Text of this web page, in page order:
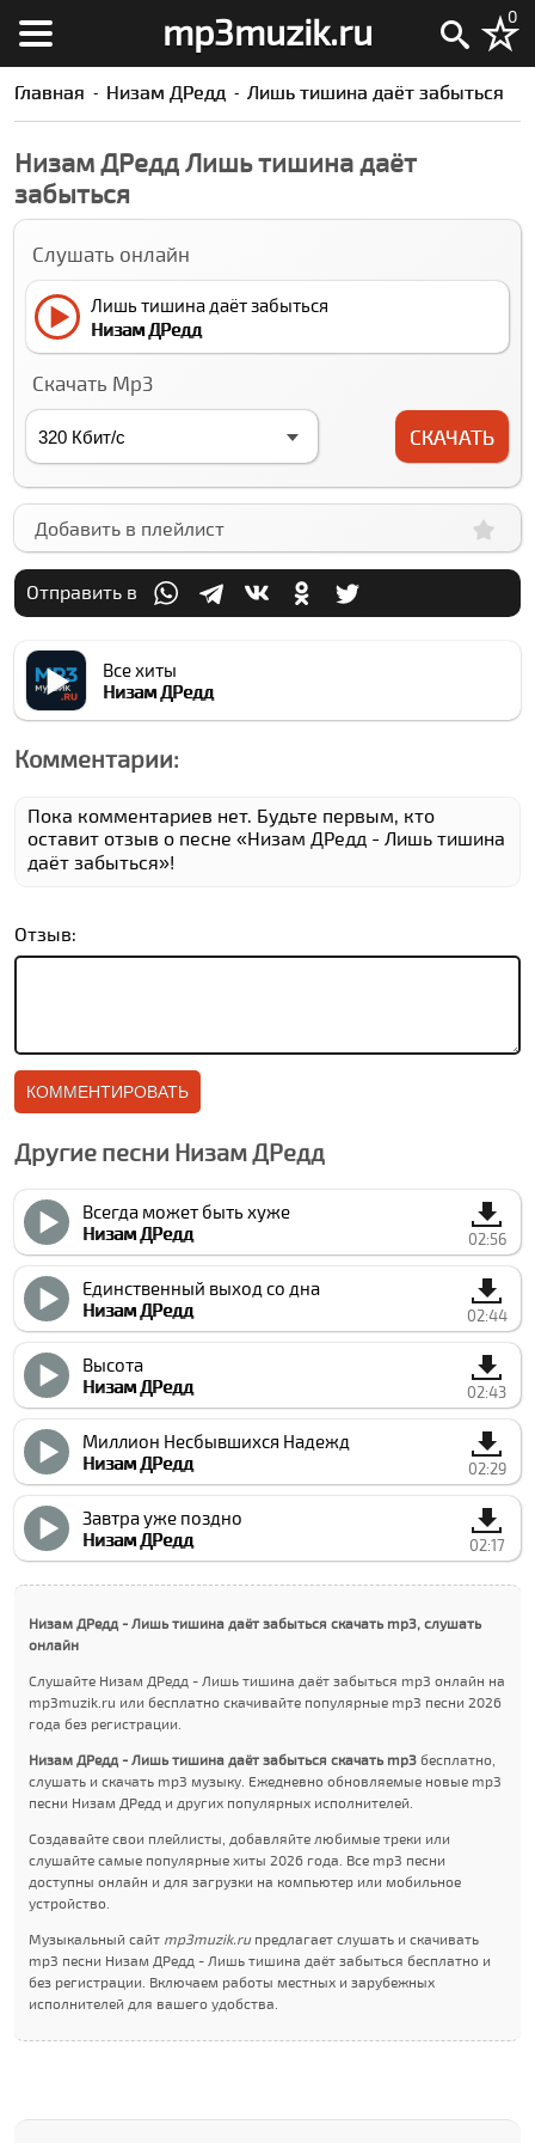
mp3muzik.ru 0
Главная Низам ДРедд Лишь тишина даёт забыться
Низам ДРедд Лишь тишина даёт
забыться
Слушать онлайн
Лишь тишина даёт забыться
Низам ДРедд
Скачать Mp3
СКАЧАТЬ
Добавить в плейлист
Отправить в
Все хиты
Низам ДРедд
Комментарии:
Пока комментариев нет. Будьте первым, кто
оставит отзыв о песне «Низам ДРедд - Лишь тишина
даёт забыться»!
Отзыв:
Другие песни Низам ДРедд
Всегда может быть хуже
Низам ДРедд
02:56
Единственный выход со дна
Низам ДРедд
02:44
Высота
Низам ДРедд
02:43
Миллион Несбывшихся Надежд
Низам ДРедд
02:29
Завтра уже поздно
Низам ДРедд
02:17
Низам ДРедд - Лишь тишина даёт забыться скачать mp3, слушать
онлайн
Слушайте Низам ДРедд - Лишь тишина даёт забыться mp3 онлайн на
mp3muzik.ru или бесплатно скачивайте популярные mp3 песни 2026
года без регистрации.
Низам ДРедд - Лишь тишина даёт забыться скачать mp3 бесплатно,
слушать и скачать mp3 музыку. Ежедневно обновляемые новые mp3
песни Низам ДРедд и других популярных исполнителей.
Создавайте свои плейлисты, добавляйте любимые треки или
слушайте самые популярные хиты 2026 года. Все mp3 песни
доступны онлайн и для загрузки на компьютер или мобильное
устройство.
Музыкальный сайт mp3muzik.ruпредлагает слушать и скачивать
mp3 песни Низам ДРедд - Лишь тишина даёт забыться бесплатно и
без регистрации. Включаем работы местных и зарубежных
исполнителей для вашего удобства.